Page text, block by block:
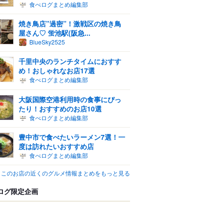
食べログまとめ編集部
焼き鳥店”過密”！激戦区の焼き鳥
屋さん♡ 蛍池駅(阪急...
BlueSky2525
千里中央のランチタイムにおすす
め！おしゃれなお店17選
食べログまとめ編集部
大阪国際空港利用時の食事にぴっ
たり！おすすめのお店10選
食べログまとめ編集部
豊中市で食べたいラーメン7選！一
度は訪れたいおすすめ店
食べログまとめ編集部
このお店の近くのグルメ情報まとめをもっと見る
グ限定企画